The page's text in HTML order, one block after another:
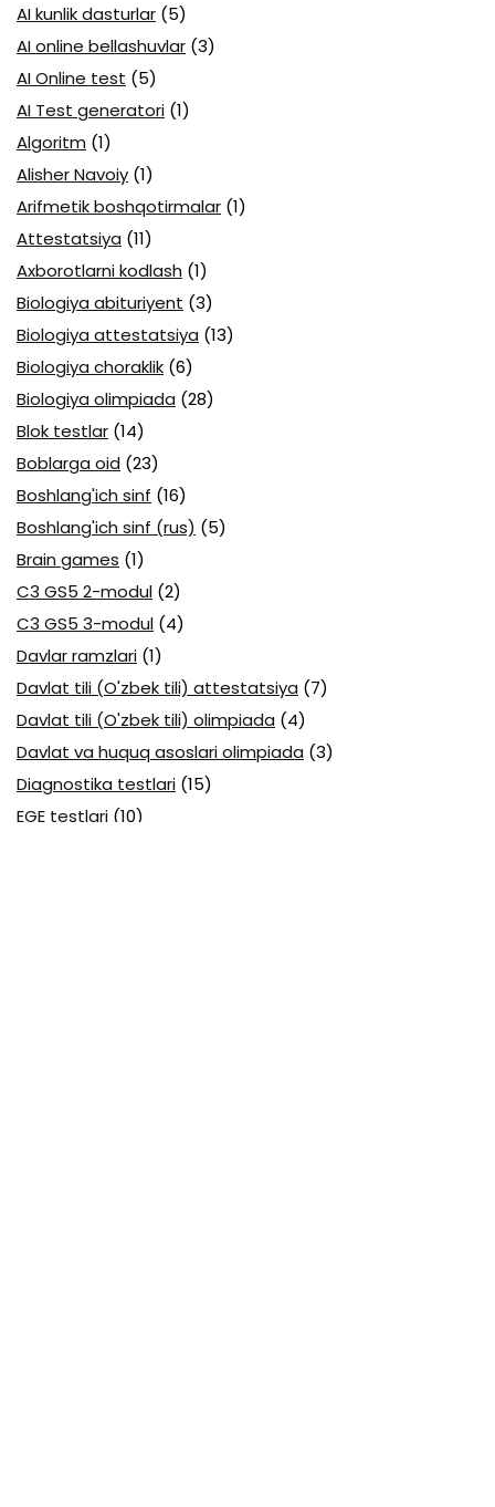
AI kunlik dasturlar (5)
AI online bellashuvlar (3)
AI Online test (5)
AI Test generatori (1)
Algoritm (1)
Alisher Navoiy (1)
Arifmetik boshqotirmalar (1)
Attestatsiya (11)
Axborotlarni kodlash (1)
Biologiya abituriyent (3)
Biologiya attestatsiya (13)
Biologiya choraklik (6)
Biologiya olimpiada (28)
Blok testlar (14)
Boblarga oid (23)
Boshlang'ich sinf (16)
Boshlang'ich sinf (rus) (5)
Brain games (1)
C3 GS5 2-modul (2)
C3 GS5 3-modul (4)
Davlar ramzlari (1)
Davlat tili (O'zbek tili) attestatsiya (7)
Davlat tili (O'zbek tili) olimpiada (4)
Davlat va huquq asoslari olimpiada (3)
Diagnostika testlari (15)
EGE testlari (10)